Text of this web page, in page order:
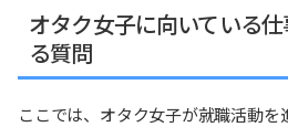
オタク女子に向いている
る質問
ここでは、オタク女子が就職活動